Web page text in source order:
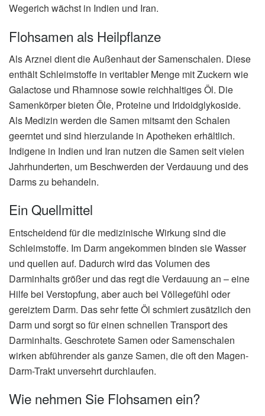
Wegerich wächst in Indien und Iran.
Flohsamen als Heilpflanze
Als Arznei dient die Außenhaut der Samenschalen. Diese
enthält Schleimstoffe in veritabler Menge mit Zuckern wie
Galactose und Rhamnose sowie reichhaltiges Öl. Die
Samenkörper bieten Öle, Proteine und Iridoidglykoside.
Als Medizin werden die Samen mitsamt den Schalen
geerntet und sind hierzulande in Apotheken erhältlich.
Indigene in Indien und Iran nutzen die Samen seit vielen
Jahrhunderten, um Beschwerden der Verdauung und des
Darms zu behandeln.
Ein Quellmittel
Entscheidend für die medizinische Wirkung sind die
Schleimstoffe. Im Darm angekommen binden sie Wasser
und quellen auf. Dadurch wird das Volumen des
Darminhalts größer und das regt die Verdauung an – eine
Hilfe bei Verstopfung, aber auch bei Völlegefühl oder
gereiztem Darm. Das sehr fette Öl schmiert zusätzlich den
Darm und sorgt so für einen schnellen Transport des
Darminhalts. Geschrotete Samen oder Samenschalen
wirken abführender als ganze Samen, die oft den Magen-
Darm-Trakt unversehrt durchlaufen.
Wie nehmen Sie Flohsamen ein?